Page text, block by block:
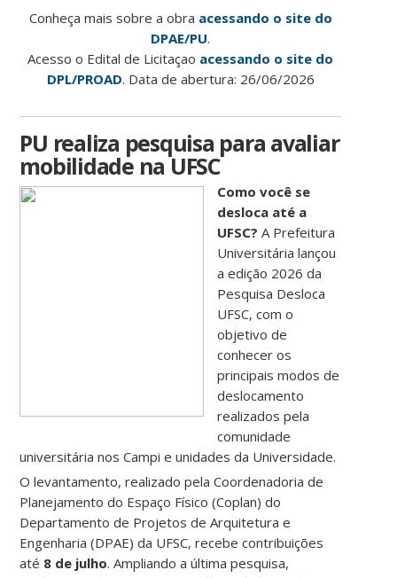
Conheça mais sobre a obra acessando o site do
DPAE/PU.
Acesso o Edital de Licitaçao acessando o site do
DPL/PROAD. Data de abertura: 26/06/2026
PU realiza pesquisa para avaliar
mobilidade na UFSC
Como você se
desloca até a
UFSC? A Prefeitura
Universitária lançou
a edição 2026 da
Pesquisa Desloca
UFSC, com o
objetivo de
conhecer os
principais modos de
deslocamento
realizados pela
comunidade
universitária nos Campi e unidades da Universidade.
O levantamento, realizado pela Coordenadoria de
Planejamento do Espaço Físico (Coplan) do
Departamento de Projetos de Arquitetura e
Engenharia (DPAE) da UFSC, recebe contribuições
até 8 de julho. Ampliando a última pesquisa,